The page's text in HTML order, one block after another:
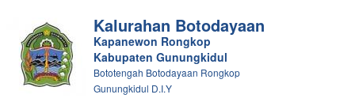
Kalurahan Botodayaan
Kapanewon Rongkop
Kabupaten Gunungkidul
Bototengah Botodayaan Rongkop
Gunungkidul D.I.Y